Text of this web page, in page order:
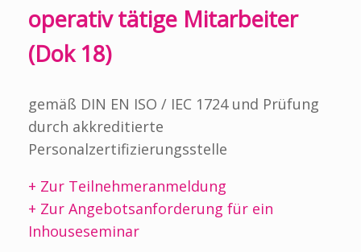
operativ tätige Mitarbeiter
(Dok 18)
gemäß DIN EN ISO / IEC 1724 und Prüfung
durch akkreditierte
Personalzertifizierungsstelle
+ Zur Teilnehmeranmeldung
+ Zur Angebotsanforderung für ein
Inhouseseminar